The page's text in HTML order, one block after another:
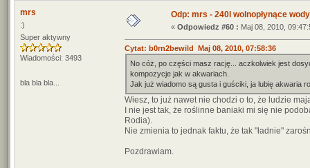
mrs
:)
Super aktywny
Wiadomości: 3493
bla bla bla...
Odp: mrs - 240l wolnopłynące
« Odpowiedz #60 : Maj 08, 2010,
Cytat: b0rn2bewild Maj 08, 2010, 07:58:36
No cóż, po części masz rację... aczkolwiek jest
kompozycje jak w akwariach.
Jak już wiadomo są gusta i guściki, ja lubię akwaria
Wiesz, to już nawet nie chodzi o to, że ludzie
I nie jest tak, że roślinne baniaki mi się nie
Rodia).
Nie zmienia to jednak faktu, że tak "ładnie"
Pozdrawiam.